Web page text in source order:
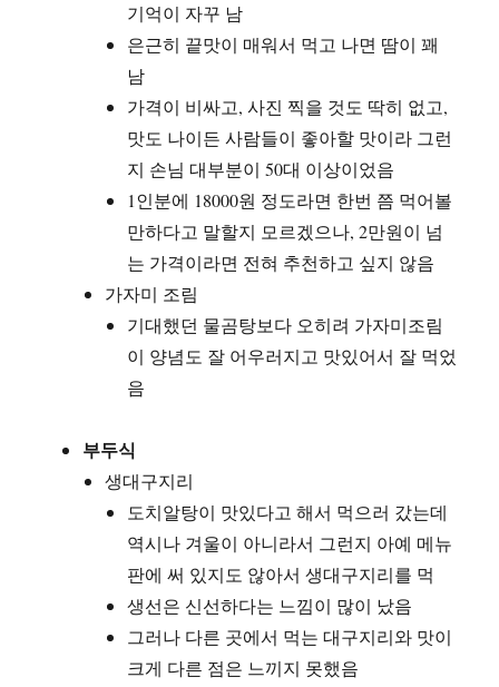
기억이 자꾸 남
은근히 끝맛이 매워서 먹고 나면 땀이 꽤
남
가격이 비싸고, 사진 찍을 것도 딱히 없고,
맛도 나이든 사람들이 좋아할 맛이라 그런
지 손님 대부분이 50대 이상이었음
1인분에 18000원 정도라면 한번 쯤 먹어볼
만하다고 말할지 모르겠으나, 2만원이 넘
는 가격이라면 전혀 추천하고 싶지 않음
가자미 조림
기대했던 물곰탕보다 오히려 가자미조림
이 양념도 잘 어우러지고 맛있어서 잘 먹었
음
부두식
생대구지리
도치알탕이 맛있다고 해서 먹으러 갔는데
역시나 겨울이 아니라서 그런지 아예 메뉴
판에 써 있지도 않아서 생대구지리를 먹
생선은 신선하다는 느낌이 많이 났음
그러나 다른 곳에서 먹는 대구지리와 맛이
크게 다른 점은 느끼지 못했음